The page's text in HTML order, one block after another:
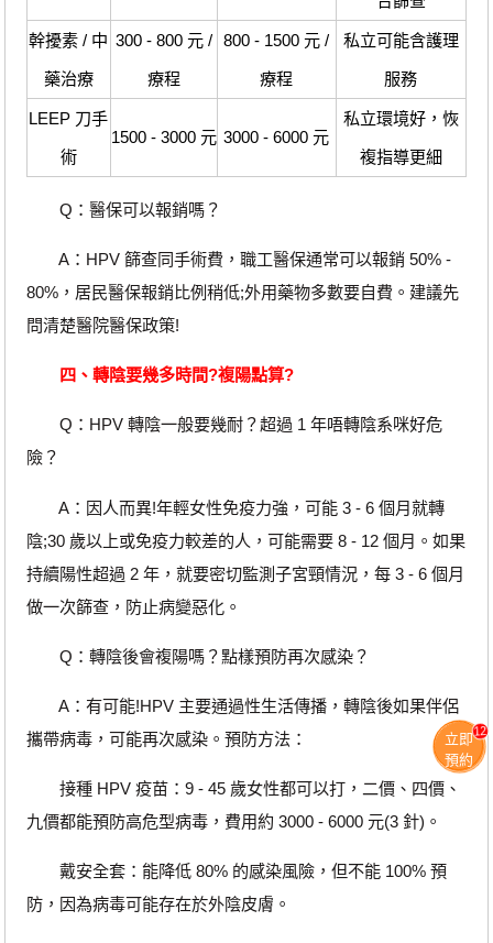
幹擾素 / 中
藥治療
300 - 800 元 /
療程
800 - 1500 元 /
療程
私立可能含護理
服務
LEEP 刀手
術
1500 - 3000 元 3000 - 6000 元
私立環境好，恢
複指導更細
Q：醫保可以報銷嗎？
A：HPV 篩查同手術費，職工醫保通常可以報銷 50% -
80%，居民醫保報銷比例稍低;外用藥物多數要自費。建議先
問清楚醫院醫保政策!
四、轉陰要幾多時間?複陽點算?
Q：HPV 轉陰一般要幾耐？超過 1 年唔轉陰系咪好危
險？
A：因人而異!年輕女性免疫力強，可能 3 - 6 個月就轉
陰;30 歲以上或免疫力較差的人，可能需要 8 - 12 個月。如果
持續陽性超過 2 年，就要密切監測子宮頸情況，每 3 - 6 個月
做一次篩查，防止病變惡化。
Q：轉陰後會複陽嗎？點樣預防再次感染？
A：有可能!HPV 主要通過性生活傳播，轉陰後如果伴侶
攜帶病毒，可能再次感染。預防方法：
接種 HPV 疫苗：9 - 45 歲女性都可以打，二價、四價、
九價都能預防高危型病毒，費用約 3000 - 6000 元(3 針)。
戴安全套：能降低 80% 的感染風險，但不能 100% 預
防，因為病毒可能存在於外陰皮膚。
立即
預約
12